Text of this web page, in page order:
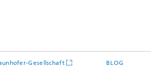
Gesellschaft BLOG